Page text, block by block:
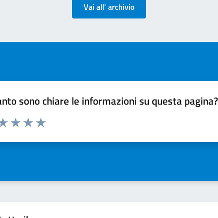
Vai all' archivio
sono chiare le informazioni su questa pagina?
da 1 a 5 stelle la pagina